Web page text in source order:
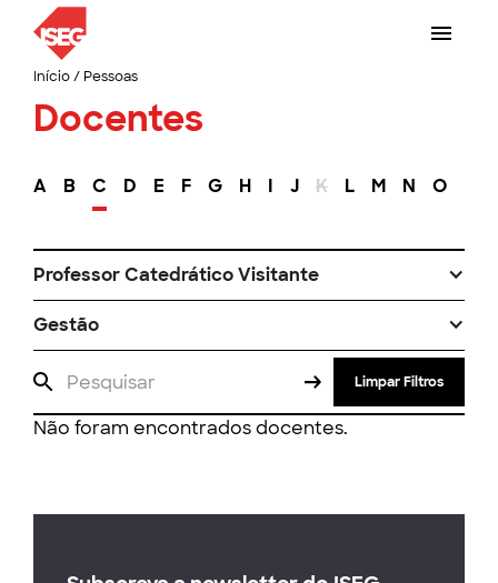
Início/ Pessoas
Docentes
A B C D E F G H I J K L M N O
Professor Catedrático Visitante
Gestão
Limpar Filtros
Não foram encontrados docentes.